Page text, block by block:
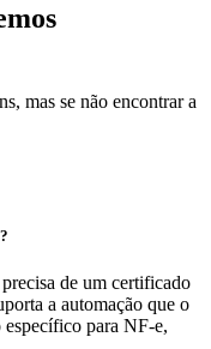
mas se não encontrar a
de um certificado
a automação que o
específico para NF-e,